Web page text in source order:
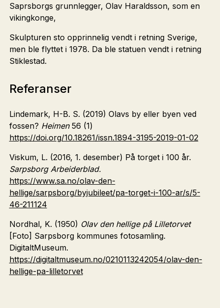
Saprsborgs grunnlegger, Olav Haraldsson, som en
vikingkonge,
Skulpturen sto opprinnelig vendt i retning Sverige,
men ble flyttet i 1978. Da ble statuen vendt i retning
Stiklestad.
Referanser
Lindemark, H-B. S. (2019) Olavs by eller byen ved
fossen? Heimen 56 (1)
https://doi.org/10.18261/issn.1894-3195-2019-01-02
Viskum, L. (2016, 1. desember) På torget i 100 år.
Sarpsborg Arbeiderblad.
https://www.sa.no/olav-den-
hellige/sarpsborg/byjubileet/pa-torget-i-100-ar/s/5-
46-211124
Nordhal, K. (1950) Olav den hellige på Lilletorvet
[Foto] Sarpsborg kommunes fotosamling.
DigitaltMuseum.
https://digitaltmuseum.no/0210113242054/olav-den-
hellige-pa-lilletorvet